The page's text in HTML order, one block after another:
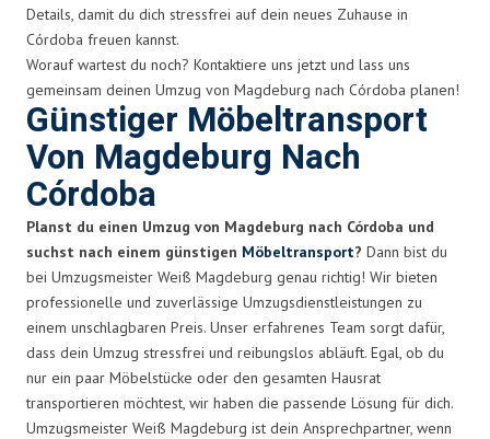
Details, damit du dich stressfrei auf dein neues Zuhause in
Córdoba freuen kannst.
Worauf wartest du noch? Kontaktiere uns jetzt und lass uns
gemeinsam deinen Umzug von Magdeburg nach Córdoba planen!
Günstiger Möbeltransport
Von Magdeburg Nach
Córdoba
Planst du einen Umzug von Magdeburg nach Córdoba und
suchst nach einem günstigen Möbeltransport? Dann bist du
bei Umzugsmeister Weiß Magdeburg genau richtig! Wir bieten
professionelle und zuverlässige Umzugsdienstleistungen zu
einem unschlagbaren Preis. Unser erfahrenes Team sorgt dafür,
dass dein Umzug stressfrei und reibungslos abläuft. Egal, ob du
nur ein paar Möbelstücke oder den gesamten Hausrat
transportieren möchtest, wir haben die passende Lösung für dich.
Umzugsmeister Weiß Magdeburg ist dein Ansprechpartner, wenn